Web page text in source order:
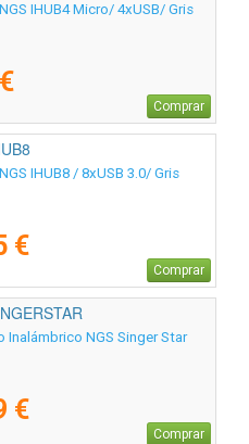
IHUB4 Micro/ 4xUSB/ Gris
Comprar
IHUB8 / 8xUSB 3.0/ Gris
€
Comprar
Inalámbrico NGS Singer Star
€
Comprar